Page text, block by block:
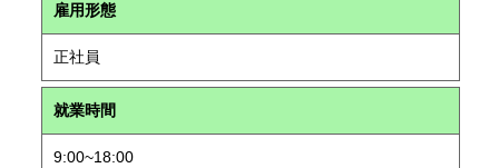
雇用形態
正社員
就業時間
9:00~18:00